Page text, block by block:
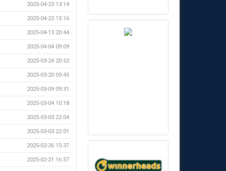
2025-04-23 13:14
2025-04-22 15:16
2025-04-13 20:44
2025-04-04 09:09
2025-03-24 20:52
2025-03-20 09:45
2025-03-09 09:31
2025-03-04 10:18
2025-03-03 22:04
2025-03-03 22:01
2025-02-26 15:37
2025-02-21 16:57